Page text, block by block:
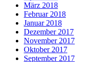
März 2018
Februar 2018
Januar 2018
Dezember 2017
November 2017
Oktober 2017
September 2017